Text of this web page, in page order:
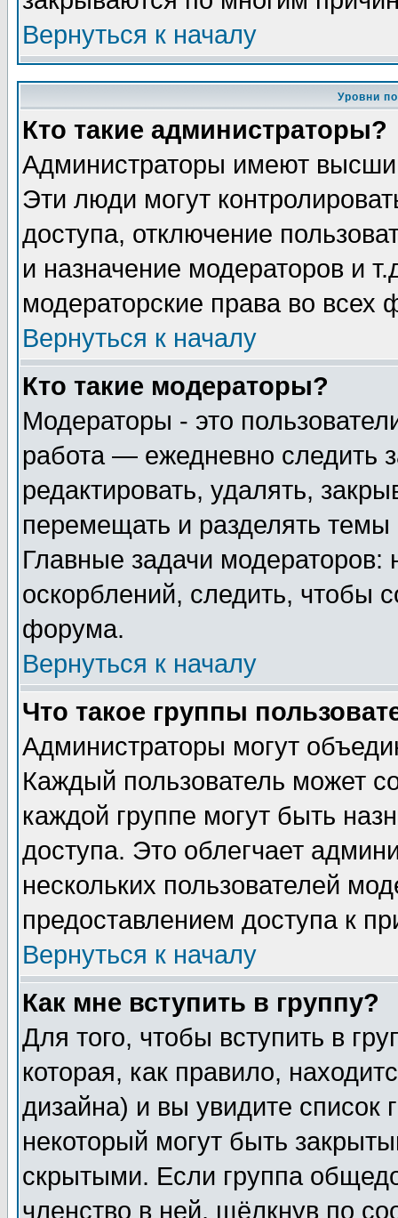
Вернуться к началу
Уровни
Кто такие администраторы?
Администраторы имеют
Эти люди могут
доступа, отключение
и назначение модераторов и
модераторские права во всех
Вернуться к началу
Кто такие модераторы?
Модераторы - это
работа — ежедневно следить
редактировать, удалять,
перемещать и разделять
Главные задачи
оскорблений, следить, чтобы
форума.
Вернуться к началу
Что такое группы
Администраторы могут
Каждый пользователь может
каждой группе могут быть
доступа. Это облегчает
нескольких пользователей
предоставлением доступа к
Вернуться к началу
Как мне вступить в группу?
Для того, чтобы вступить в
которая, как правило,
дизайна) и вы увидите список
некоторый могут быть
скрытыми. Если группа
членство в ней, щёлкнув по